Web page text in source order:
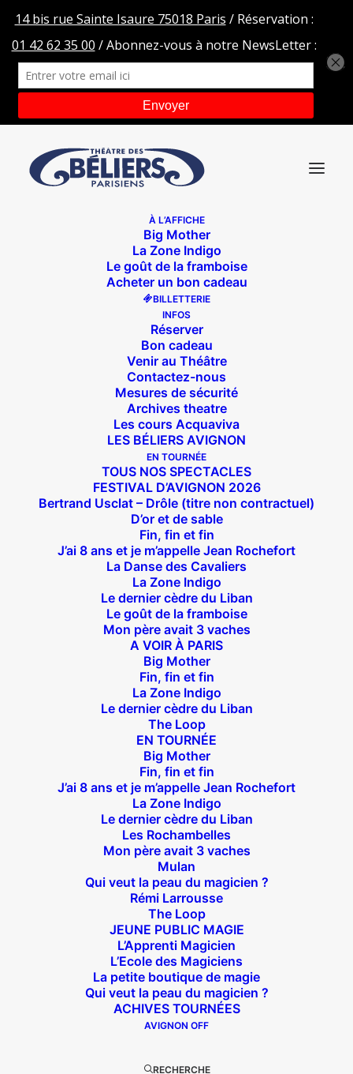
À L’AFFICHE
Big Mother
La Zone Indigo
Le goût de la framboise
Acheter un bon cadeau
BILLETTERIE
INFOS
Réserver
Bon cadeau
Venir au Théâtre
Contactez-nous
Mesures de sécurité
Archives theatre
Les cours Acquaviva
LES BÉLIERS AVIGNON
EN TOURNÉE
TOUS NOS SPECTACLES
FESTIVAL D’AVIGNON 2026
Bertrand Usclat – Drôle (titre non contractuel)
D’or et de sable
Fin, fin et fin
J’ai 8 ans et je m’appelle Jean Rochefort
La Danse des Cavaliers
La Zone Indigo
Le dernier cèdre du Liban
Le goût de la framboise
Mon père avait 3 vaches
A VOIR À PARIS
Big Mother
Fin, fin et fin
La Zone Indigo
Le dernier cèdre du Liban
The Loop
EN TOURNÉE
Big Mother
Fin, fin et fin
J’ai 8 ans et je m’appelle Jean Rochefort
La Zone Indigo
Le dernier cèdre du Liban
Les Rochambelles
Mon père avait 3 vaches
Mulan
Qui veut la peau du magicien ?
Rémi Larrousse
The Loop
JEUNE PUBLIC MAGIE
L’Apprenti Magicien
L’Ecole des Magiciens
La petite boutique de magie
Qui veut la peau du magicien ?
ACHIVES TOURNÉES
AVIGNON OFF
RECHERCHE
7L1A9454
Accueil Remi Larrousse 7L1A9454
Suivez nous !
Théâtre des Béliers Parisiens
14 bis rue Sainte Isaure 75018 Paris
Joffrin / Simplon – Loc :
À l’affiche
Big Mother
La Zone Indigo
Le goût de la framboise